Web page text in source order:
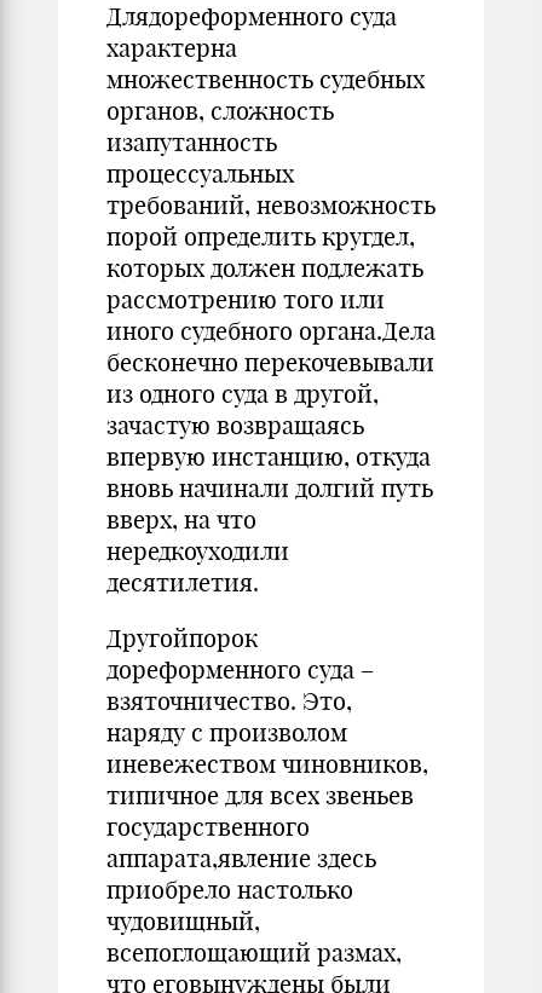
Длядореформенного суда
характерна
множественность судебных
органов, сложность
изапутанность
процессуальных
требований, невозможность
порой определить кругдел,
которых должен подлежать
рассмотрению того или
иного судебного органа.Дела
бесконечно перекочевывали
из одного суда в другой,
зачастую возвращаясь
впервую инстанцию, откуда
вновь начинали долгий путь
вверх, на что
нередкоуходили
десятилетия.
Другойпорок
дореформенного суда –
взяточничество. Это,
наряду с произволом
иневежеством чиновников,
типичное для всех звеньев
государственного
аппарата,явление здесь
приобрело настолько
чудовищный,
всепоглощающий размах,
что еговынуждены были